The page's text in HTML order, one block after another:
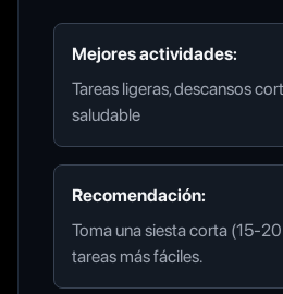
Mejores actividades:
Tareas ligeras, descansos
saludable
Recomendación:
Toma una siesta corta (15-
tareas más fáciles.